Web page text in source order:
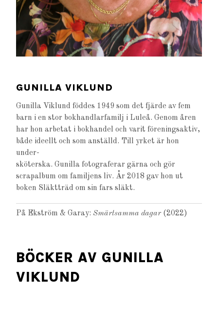
GUNILLA VIKLUND
Gunilla Viklund föddes 1949 som det fjärde av fem
barn i en stor bokhandlarfamilj i Luleå. Genom åren
har hon arbetat i bokhandel och varit föreningsaktiv,
både ideellt och som anställd. Till yrket är hon
under-
sköterska. Gunilla fotograferar gärna och gör
scrapalbum om familjens liv. År 2018 gav hon ut
boken Släktträd om sin fars släkt.
På Ekström & Garay:Smärtsamma dagar (2022)
BÖCKER AV GUNILLA
VIKLUND